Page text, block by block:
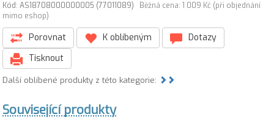
Kód: AS18708000000005 (77011089)
Běžná cena: 1 009 Kč (při objednání
mimo eshop)
Porovnat K oblíbeným
Dotazy
Tisknout
Další oblíbené produkty z této kategorie:
Související produkty